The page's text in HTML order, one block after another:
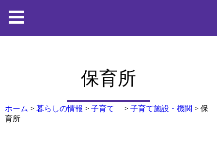
保育所
ホーム > 暮らしの情報 > 子育て > 子育て施設・機関 > 保
育所